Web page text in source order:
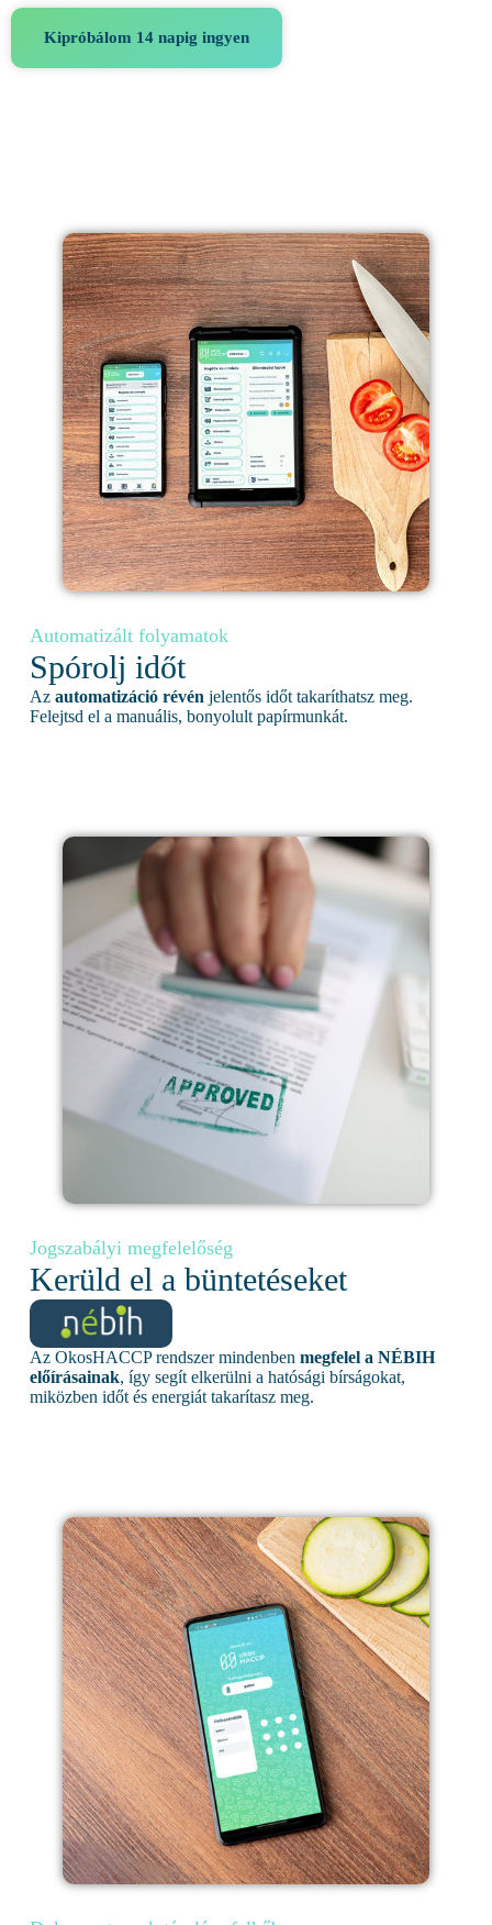
Kipróbálom 14 napig ingyen
Automatizált folyamatok
Spórolj időt
Az automatizáció révén jelentős időt takaríthatsz meg.
Felejtsd el a manuális, bonyolult papírmunkát.
Jogszabályi megfelelőség
Kerüld el a büntetéseket
Az OkosHACCP rendszer mindenben megfelel a NÉBIH
előírásainak, így segít elkerülni a hatósági bírságokat,
miközben időt és energiát takarítasz meg.